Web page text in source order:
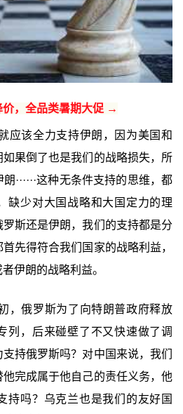
，全品类暑期大促 →
应该全力支持伊朗，因为美国和
果倒了也是我们的战略损失，所
······这种无条件支持的思维，都
缺少对大国战略和大国定力的理
斯还是伊朗，我们的支持都是分
先得符合我们国家的战略利益，
伊朗的战略利益。
，俄罗斯为了向特朗普政府释放
列，后来碰壁了不又快速做了调
持俄罗斯吗？对中国来说，我们
完成属于他自己的责任义务，他
持吗？乌克兰也是我们的友好国